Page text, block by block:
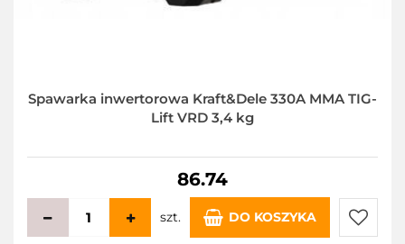
Spawarka inwertorowa Kraft&Dele 330A MMA TIG-
Lift VRD 3,4 kg
86.74
szt. DO KOSZYKA